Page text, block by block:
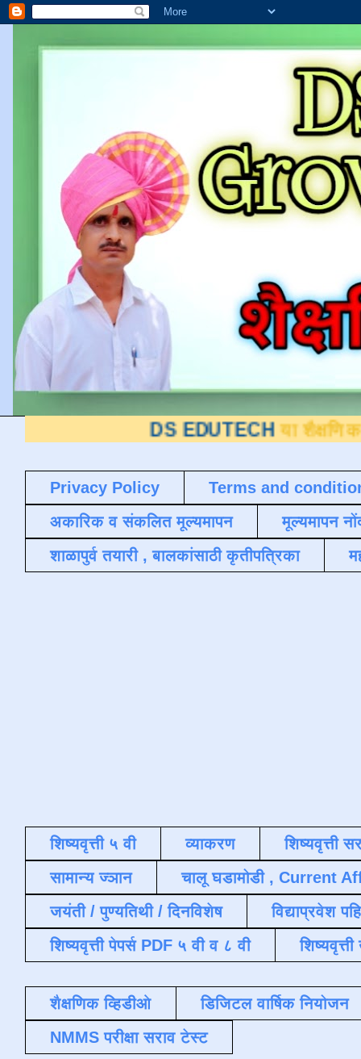
DS EDUTECH या शैक्षणिक ब्लॉगवर
Privacy Policy
Terms and
अकारिक व संकलित मूल्यमापन
मूल्यमापन
शाळापुर्व तयारी , बालकांसाठी कृतीपत्रिका
शिष्यवृत्ती ५ वी व्याकरण
शिष्यवृत्ती
सामान्य ज्ञान
चालू घडामोडी , Current
जयंती / पुण्यतिथी / दिनविशेष
विद्याप्रवेश
शिष्यवृत्ती पेपर्स PDF ५ वी व ८ वी
शैक्षणिक व्हिडीओ
डिजिटल वार्षिक नियोजन
NMMS परीक्षा सराव टेस्ट